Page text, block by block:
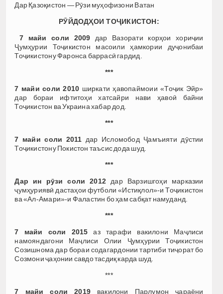
Дар Қазоқистон — Рӯзи муҳофизони Ватан
РӮЙДОДҲОИ ТОҶИКИСТОН:
7 майи соли 2009 дар Вазорати корҳои хориҷии
Ҷумҳурии Тоҷикистон масоили ҳамкории дуҷонибаи
Тоҷикистону Фаронса баррасӣ гардид.
***
7 майи соли 2010 ширкати ҳавопаймоии «Тоҷик Эйр»
дар бораи ифтитоҳи хатсайри нави ҳавоӣ байни
Тоҷикистон ва Украина хабар дод.
***
7 майи соли 2011 дар Исломобод Ҷамъияти дӯстии
Тоҷикистону Покистон таъсис дода шуд.
***
Дар ин рӯзи соли 2012 дар Варзишгоҳи марказии
ҷумҳуриявӣ дастаҳои футболи «Истиқлол»-и Тоҷикистон
ва «Ал-Амари»-и Фаластин бо ҳам сабқат намуданд.
***
7 майи соли 2015 аз тарафи вакилони Маҷлиси
намояндагони Маҷлиси Олии Ҷумҳурии Тоҷикистон
Созишнома дар бораи содагардонии тартиби тиҷорат бо
Созмони ҷаҳонии савдо тасдиқ карда шуд.
***
7 майи соли 2019вакилони Парлумон ҷараёни